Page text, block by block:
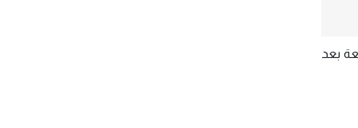
بعد